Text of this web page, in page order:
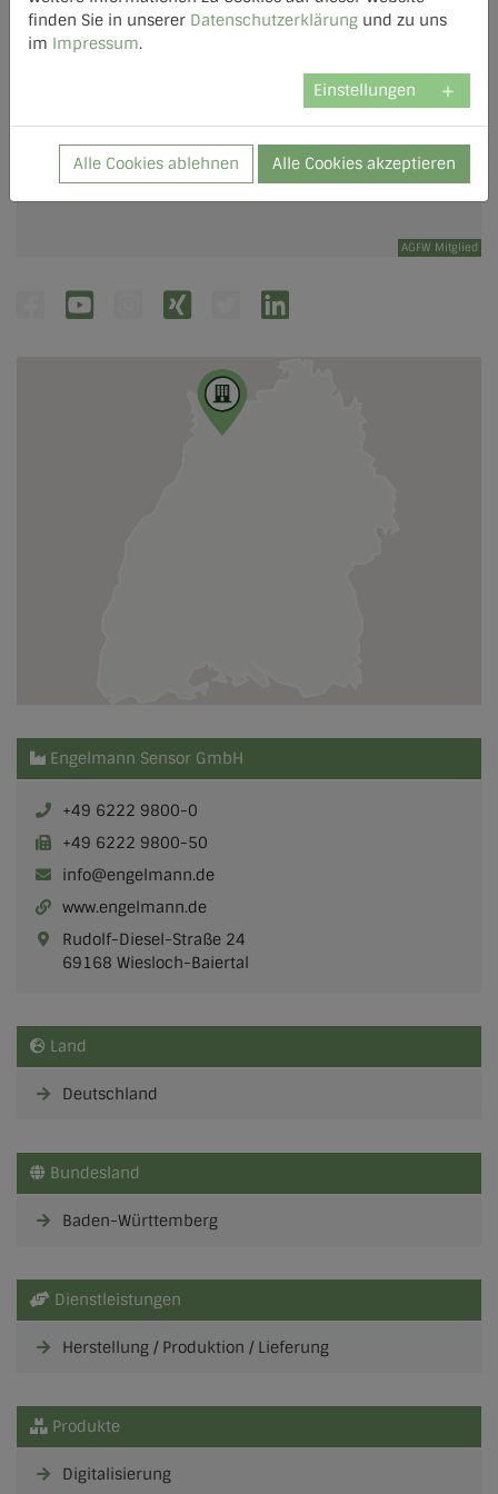
AGFW Mitglied
Engelmann Sensor GmbH
+49 6222 9800-0
+49 6222 9800-50
info@engelmann.de
www.engelmann.de
Rudolf-Diesel-Straße 24
69168 Wiesloch-Baiertal
Land
Deutschland
Bundesland
Baden-Württemberg
Dienstleistungen
Herstellung / Produktion / Lieferung
Produkte
Digitalisierung
finden Sie in unserer Datenschutzerklärung und zu uns
im Impressum.
Einstellungen
Alle Cookies ablehnen Alle Cookies akzeptieren